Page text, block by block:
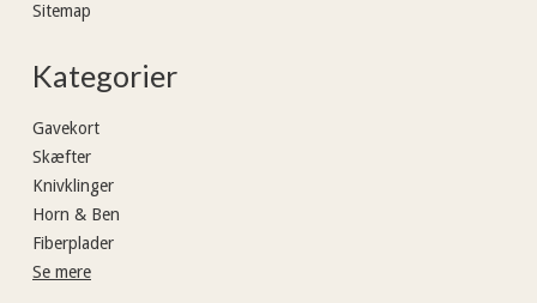
Sitemap
Kategorier
Gavekort
Skæfter
Knivklinger
Horn & Ben
Fiberplader
Se mere